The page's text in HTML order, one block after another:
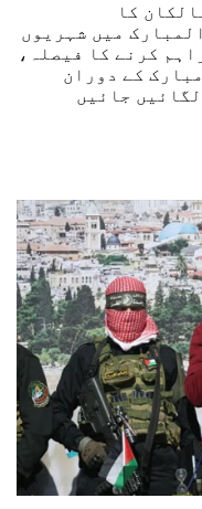
کا
میں شہریوں
روپے میں فراہم کرنے کا فیصلہ،
کے دوران
جائیں